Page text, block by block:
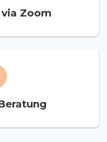
Zoom